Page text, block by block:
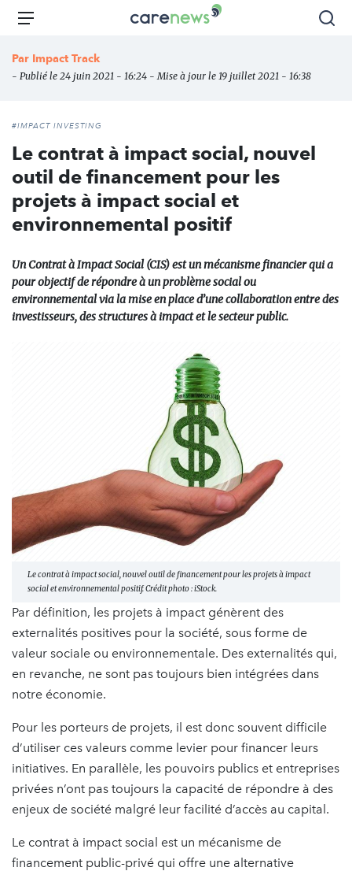
Aller
principal
Carenews,
des
Menu
Par Impact Track
- Publié le 24 juin 2021 - 16:24 - Mise à jour le 19 juillet 2021 - 16:38
#IMPACT INVESTING
Le contrat à impact social, nouvel
outil de financement pour les
projets à impact social et
environnemental positif
Un Contrat à Impact Social (CIS) est un mécanisme financier qui a
pour objectif de répondre à un problème social ou
environnemental via la mise en place d’une collaboration entre des
investisseurs, des structures à impact et le secteur public.
Le contrat à impact social, nouvel outil de financement pour les projets à impact
social et environnemental positif. Crédit photo : iStock.
Par définition, les projets à impact génèrent des
externalités positives pour la société, sous forme de
valeur sociale ou environnementale. Des externalités qui,
en revanche, ne sont pas toujours bien intégrées dans
notre économie.
Pour les porteurs de projets, il est donc souvent difficile
d’utiliser ces valeurs comme levier pour financer leurs
initiatives. En parallèle, les pouvoirs publics et entreprises
privées n’ont pas toujours la capacité de répondre à des
enjeux de société malgré leur facilité d’accès au capital.
Le contrat à impact social est un mécanisme de
financement public-privé qui offre une alternative